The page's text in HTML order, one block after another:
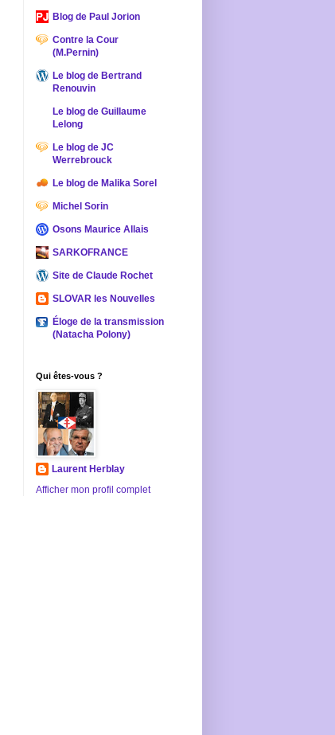
Blog de Paul Jorion
Contre la Cour
(M.Pernin)
Le blog de Bertrand
Renouvin
Le blog de Guillaume
Lelong
Le blog de JC
Werrebrouck
Le blog de Malika Sorel
Michel Sorin
Osons Maurice Allais
SARKOFRANCE
Site de Claude Rochet
SLOVAR les Nouvelles
Éloge de la transmission
(Natacha Polony)
Qui êtes-vous ?
Laurent Herblay
Afficher mon profil complet